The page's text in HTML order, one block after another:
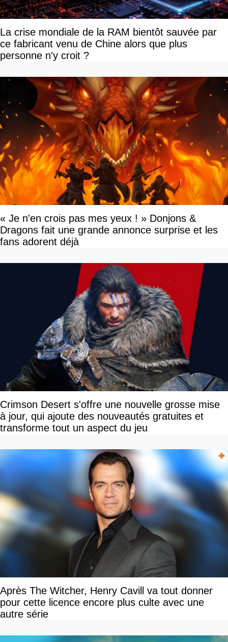
La crise mondiale de la RAM bientôt sauvée par
ce fabricant venu de Chine alors que plus
personne n'y croit ?
« Je n'en crois pas mes yeux ! » Donjons &
Dragons fait une grande annonce surprise et les
fans adorent déjà
Crimson Desert s'offre une nouvelle grosse mise
à jour, qui ajoute des nouveautés gratuites et
transforme tout un aspect du jeu
Après The Witcher, Henry Cavill va tout donner
pour cette licence encore plus culte avec une
autre série